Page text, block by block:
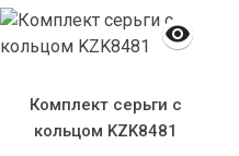
Комплект серьги с
кольцом KZK8481